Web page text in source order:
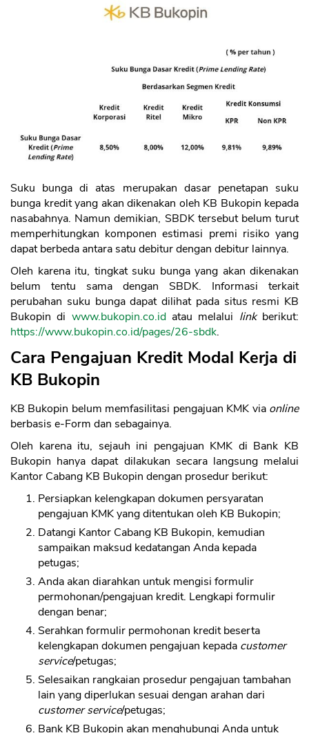
Suku bunga di atas merupakan dasar penetapan suku
bunga kredit yang akan dikenakan oleh KB Bukopin kepada
nasabahnya. Namun demikian, SBDK tersebut belum turut
memperhitungkan komponen estimasi premi risiko yang
dapat berbeda antara satu debitur dengan debitur lainnya.
Oleh karena itu, tingkat suku bunga yang akan dikenakan
belum tentu sama dengan SBDK. Informasi terkait
perubahan suku bunga dapat dilihat pada situs resmi KB
Bukopin di www.bukopin.co.idatau melalui link berikut:
https://www.bukopin.co.id/pages/26-sbdk.
Cara Pengajuan Kredit Modal Kerja di
KB Bukopin
KB Bukopin belum memfasilitasi pengajuan KMK via online
berbasis e-Form dan sebagainya.
Oleh karena itu, sejauh ini pengajuan KMK di Bank KB
Bukopin hanya dapat dilakukan secara langsung melalui
Kantor Cabang KB Bukopin dengan prosedur berikut:
Persiapkan kelengkapan dokumen persyaratan
pengajuan KMK yang ditentukan oleh KB Bukopin;
Datangi Kantor Cabang KB Bukopin, kemudian
sampaikan maksud kedatangan Anda kepada
petugas;
Anda akan diarahkan untuk mengisi formulir
permohonan/pengajuan kredit. Lengkapi formulir
dengan benar;
Serahkan formulir permohonan kredit beserta
kelengkapan dokumen pengajuan kepada customer
service/petugas;
Selesaikan rangkaian prosedur pengajuan tambahan
lain yang diperlukan sesuai dengan arahan dari
customer service/petugas;
Bank KB Bukopin akan menghubungi Anda untuk